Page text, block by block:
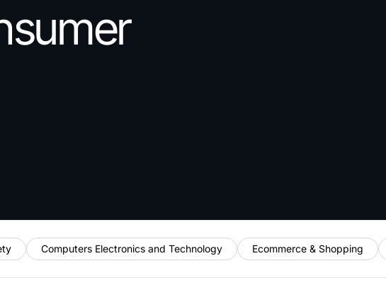
Computers Electronics and Technology Ecommerce & Shopping